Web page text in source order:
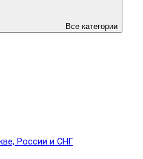
Все категории
России и СНГ